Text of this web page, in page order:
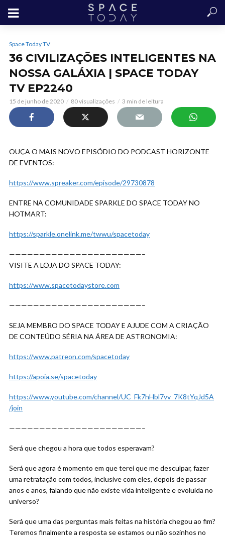
Space Today TV
36 CIVILIZAÇÕES INTELIGENTES NA
NOSSA GALÁXIA | SPACE TODAY
TV EP2240
15 de junho de 2020 80 visualizações 3 min de leitura
OUÇA O MAIS NOVO EPISÓDIO DO PODCAST HORIZONTE
DE EVENTOS:
https://www.spreaker.com/episode/29730878
ENTRE NA COMUNIDADE SPARKLE DO SPACE TODAY NO
HOTMART:
https://sparkle.onelink.me/twwu/spacetoday
——————————————————————–
VISITE A LOJA DO SPACE TODAY:
https://www.spacetodaystore.com
——————————————————————–
SEJA MEMBRO DO SPACE TODAY E AJUDE COM A CRIAÇÃO
DE CONTEÚDO SÉRIA NA ÁREA DE ASTRONOMIA:
https://www.patreon.com/spacetoday
https://apoia.se/spacetoday
https://www.youtube.com/channel/UC_Fk7hHbl7vv_7K8tYqJd5A
/join
——————————————————————–
Será que chegou a hora que todos esperavam?
Será que agora é momento em que terei que me desculpar, fazer
uma retratação com todos, inclusive com eles, depois de passar
anos e anos, falando que não existe vida inteligente e evoluída no
universo?
Será que uma das perguntas mais feitas na história chegou ao fim?
Teremos finalmente a resposta se estamos ou não sozinhos no